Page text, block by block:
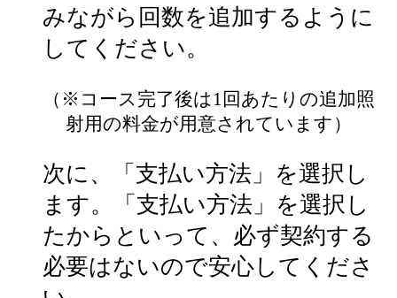
みながら回数を追加するように
してください。
（※コース完了後は1回あたりの追加照
射用の料金が用意されています）
次に、「支払い方法」を選択し
ます。「支払い方法」を選択し
たからといって、必ず契約する
必要はないので安心してくださ